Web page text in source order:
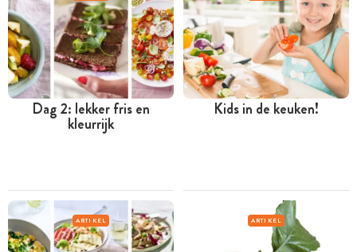
Dag 2: lekker fris en
kleurrijk
Kids in de keuken!
ARTIKEL ARTIKEL